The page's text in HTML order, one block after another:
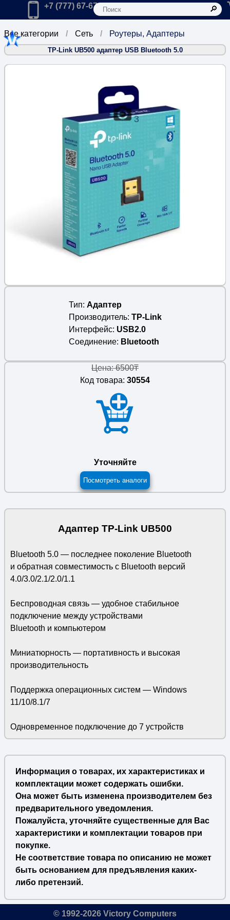
Главная
Позвонить в компанию по телефону:
+7 (777) 67-67-666
Роутеры, Адаптеры
Сеть
Все категории
TP-Link UB500 адаптер USB Bluetooth 5.0
3
Тип Адаптер
Производитель TP-Link
Интерфейс USB2.0
Соединение
Bluetooth
Цена: 6500₸
Код товара: 30554
Уточняйте
Посмотреть аналоги
Адаптер TP-Link UB500
Bluetooth 5.0 — последнее поколение Bluetooth
и обратная совместимость с Bluetooth версий
4.0/3.0/2.1/2.0/1.1
Беспроводная связь — удобное стабильное
подключение между устройствами
Bluetooth и компьютером
Миниатюрность — портативность и высокая
производительность
Поддержка операционных систем — Windows
11/10/8.1/7
Одновременное подключение до 7 устройств
Информация о товарах, их характеристиках и
комплектации может содержать ошибки.
Она может быть изменена производителем без
предварительного уведомления.
Пожалуйста, уточняйте существенные для Вас
характеристики и комплектации товаров при
покупке.
Не соответствие товара по описанию не может
быть основанием для предъявления каких-
либо претензий.
© 1992-2026 Victory Computers